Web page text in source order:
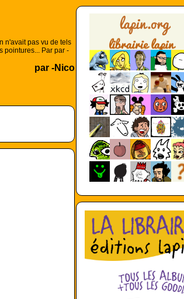
n'avait pas vu de tels
pointures... Par par -
par -Nico